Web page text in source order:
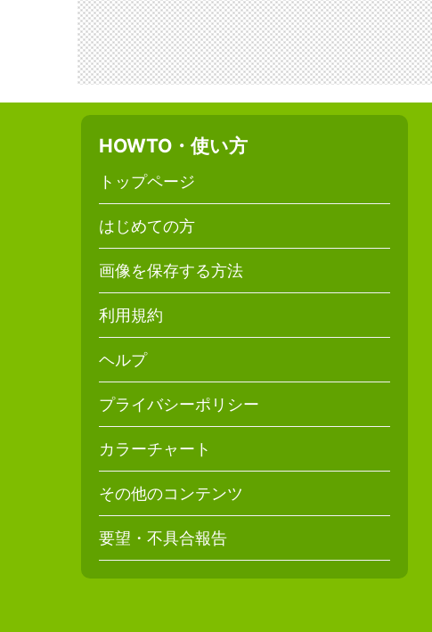
HOWTO・使い方
トップページ
はじめての方
画像を保存する方法
利用規約
ヘルプ
プライバシーポリシー
カラーチャート
その他のコンテンツ
要望・不具合報告